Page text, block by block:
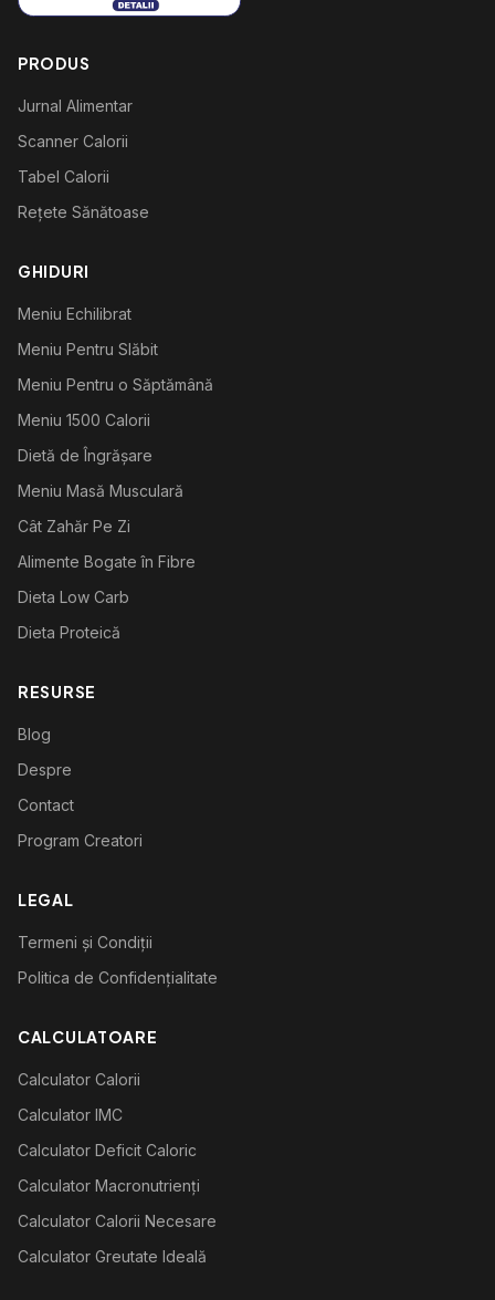
PRODUS
Jurnal Alimentar
Scanner Calorii
Tabel Calorii
Rețete Sănătoase
GHIDURI
Meniu Echilibrat
Meniu Pentru Slăbit
Meniu Pentru o Săptămână
Meniu 1500 Calorii
Dietă de Îngrășare
Meniu Masă Musculară
Cât Zahăr Pe Zi
Alimente Bogate în Fibre
Dieta Low Carb
Dieta Proteică
RESURSE
Blog
Despre
Contact
Program Creatori
LEGAL
Termeni și Condiții
Politica de Confidențialitate
CALCULATOARE
Calculator Calorii
Calculator IMC
Calculator Deficit Caloric
Calculator Macronutrienți
Calculator Calorii Necesare
Calculator Greutate Ideală